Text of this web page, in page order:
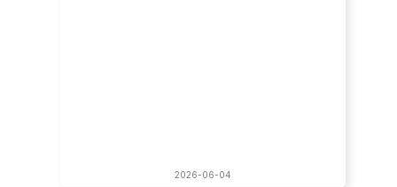
2026-06-04